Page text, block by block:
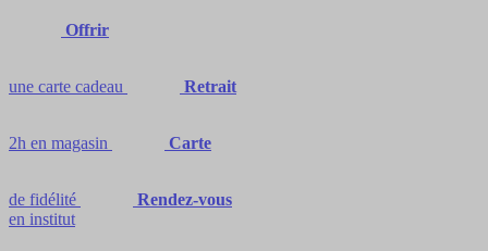
Offrir
une carte cadeau Retrait
2h en magasin Carte
de fidélité
Rendez-vous
en institut